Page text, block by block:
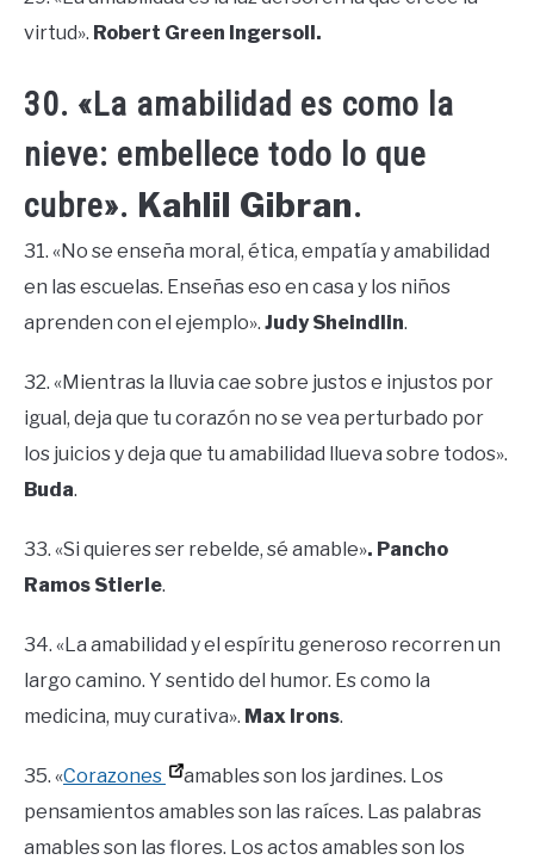
virtud». Robert Green Ingersoll.
30. «La amabilidad es como la
nieve: embellece todo lo que
cubre». Kahlil Gibran.
31. «No se enseña moral, ética, empatía y amabilidad
en las escuelas. Enseñas eso en casa y los niños
aprenden con el ejemplo». Judy Sheindlin.
32. «Mientras la lluvia cae sobre justos e injustos por
igual, deja que tu corazón no se vea perturbado por
los juicios y deja que tu amabilidad llueva sobre todos».
Buda.
33. «Si quieres ser rebelde, sé amable». Pancho
Ramos Stierle.
34. «La amabilidad y el espíritu generoso recorren un
largo camino. Y sentido del humor. Es como la
medicina, muy curativa». Max Irons.
35. «Corazones
amables son los jardines. Los
pensamientos amables son las raíces. Las palabras
amables son las flores. Los actos amables son los